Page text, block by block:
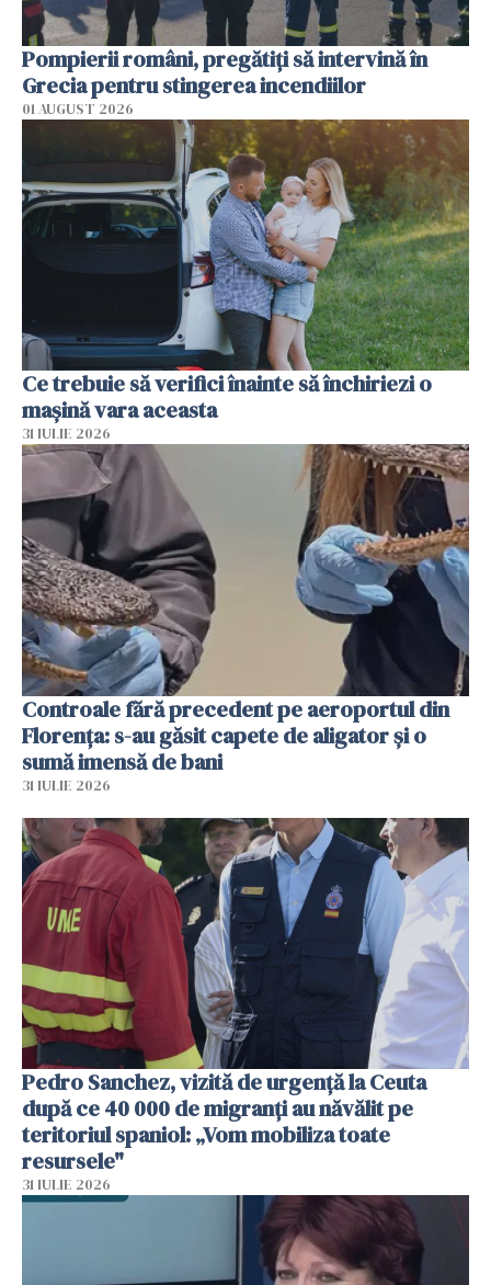
Pompierii români, pregătiţi să intervină în
Grecia pentru stingerea incendiilor
01 AUGUST 2026
Ce trebuie să verifici înainte să închiriezi o
mașină vara aceasta
31 IULIE 2026
Controale fără precedent pe aeroportul din
Florența: s-au găsit capete de aligator și o
sumă imensă de bani
31 IULIE 2026
Pedro Sanchez, vizită de urgență la Ceuta
după ce 40 000 de migranți au năvălit pe
teritoriul spaniol: „Vom mobiliza toate
resursele"
31 IULIE 2026